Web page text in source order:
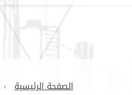
الصفحة الرئيسية